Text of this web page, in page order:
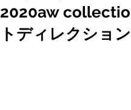
2020aw
トディレクション